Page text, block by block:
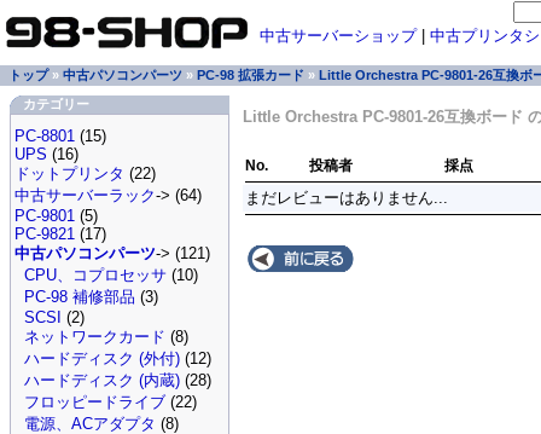
中古サーバーショップ| 中古プリンタ
トップ» 中古パソコンパーツ » PC-98 拡張カード » Little Orchestra PC-9801-26互換ボ
カテゴリー
PC-8801 (15)
UPS (16)
ドットプリンタ (22)
中古サーバーラック-> (64)
PC-9801 (5)
PC-9821 (17)
中古パソコンパーツ-> (121)
CPU、コプロセッサ (10)
PC-98 補修部品 (3)
SCSI (2)
ネットワークカード (8)
ハードディスク (外付) (12)
ハードディスク (内蔵) (28)
フロッピードライブ (22)
電源、ACアダプタ (8)
Little Orchestra PC-9801-26互換ボード
No. 投稿者 採点
まだレビューはありません...